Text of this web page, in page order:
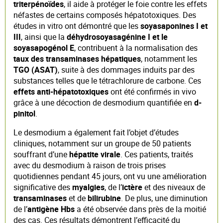
triterpénoïdes, il aide à protéger le foie contre les effets
néfastes de certains composés hépatotoxiques. Des
études in vitro ont démontré que lessoyasaponines I et
III, ainsi que la déhydrosoyasagénine I et le
soyasapogénol E, contribuent à la normalisation des
taux des transaminases hépatiques, notamment les
TGO (ASAT), suite à des dommages induits par des
substances telles que le tétrachlorure de carbone. Ces
effets anti-hépatotoxiquesont été confirmés in vivo
grâce à une décoction de desmodium quantifiée en d-
pinitol.
Le desmodium a également fait l’objet d’études
cliniques, notamment sur un groupe de 50 patients
souffrant d’unehépatite virale. Ces patients, traités
avec du desmodium à raison de trois prises
quotidiennes pendant 45 jours, ont vu une amélioration
significative desmyalgies, de l’ictèreet des niveaux de
transaminaseset debilirubine. De plus, une diminution
de l’antigène Hbs a été observée dans près de la moitié
des cas. Ces résultats démontrent l’efficacité du